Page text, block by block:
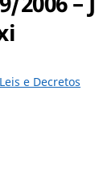
Leis e Decretos